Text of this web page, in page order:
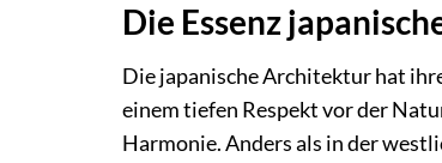
Die Essenz
Die japanische Architektur hat
einem tiefen Respekt vor der
Harmonie. Anders als in der